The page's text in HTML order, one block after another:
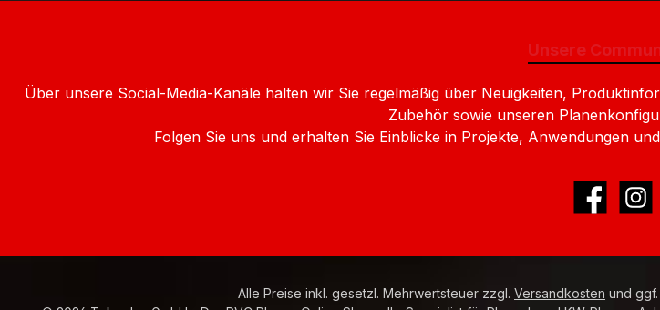
Unsere
Über unsere Social-Media-Kanäle halten wir Sie regelmäßig über Neuigkeiten,
Zubehör sowie unseren
Folgen Sie uns und erhalten Sie Einblicke in Projekte, Anwendungen
Facebook
Alle Preise inkl. gesetzl. Mehrwertsteuer zzgl. Versandkosten und